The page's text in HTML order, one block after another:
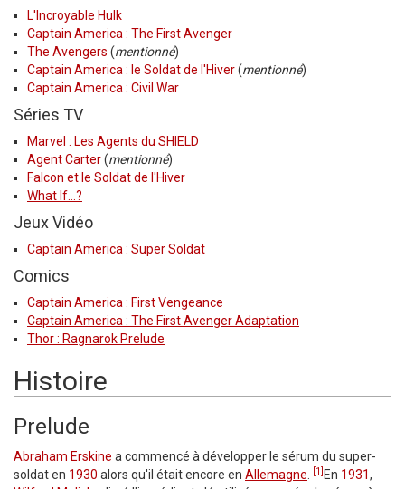
L'Incroyable Hulk
Captain America : The First Avenger
The Avengers (mentionné)
Captain America : le Soldat de l'Hiver(mentionné)
Captain America : Civil War
Séries TV
Marvel : Les Agents du SHIELD
Agent Carter(mentionné)
Falcon et le Soldat de l'Hiver
What If...?
Jeux Vidéo
Captain America : Super Soldat
Comics
Captain America : First Vengeance
Captain America : The First Avenger Adaptation
Thor : Ragnarok Prelude
Histoire
Prelude
Abraham Erskine a commencé à développer le sérum du super-
soldat en 1930 alors qu'il était encore en Allemagne. [1] En 1931,